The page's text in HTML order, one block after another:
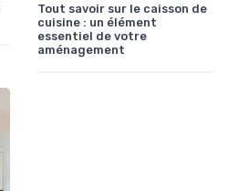
Tout savoir sur le caisson de
cuisine : un élément
essentiel de votre
aménagement